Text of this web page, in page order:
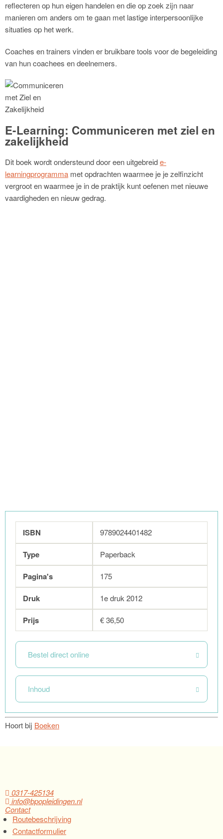
reflecteren op hun eigen handelen en die op zoek zijn naar
manieren om anders om te gaan met lastige interpersoonlijke
situaties op het werk.
Coaches en trainers vinden er bruikbare tools voor de begeleiding
van hun coachees en deelnemers.
E-Learning: Communiceren met ziel en
zakelijkheid
Dit boek wordt ondersteund door een uitgebreide-
learningprogramma met opdrachten waarmee je je zelfinzicht
vergroot en waarmee je in de praktijk kunt oefenen met nieuwe
vaardigheden en nieuw gedrag.
ISBN 9789024401482
Type Paperback
Pagina's 175
Druk 1e druk 2012
Prijs € 36,50
Bestel direct online
Inhoud
Hoort bij Boeken
0317-425134
info@bpopleidingen.nl
Contact
Routebeschrijving
Contactformulier